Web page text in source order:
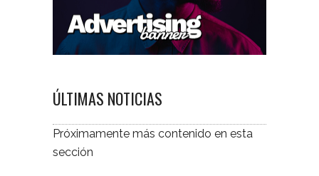
ÚLTIMAS NOTICIAS
Próximamente más contenido en esta
sección